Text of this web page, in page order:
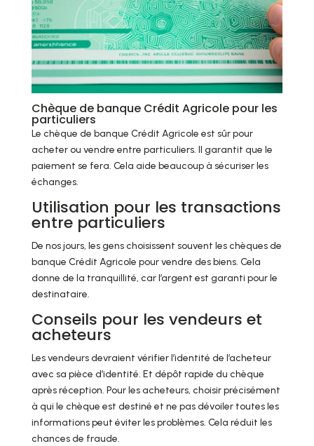
Chèque de banque Crédit Agricole pour les
particuliers
Le chèque de banque Crédit Agricole est sûr pour
acheter ou vendre entre particuliers. Il garantit que le
paiement se fera. Cela aide beaucoup à sécuriser les
échanges.
Utilisation pour les transactions
entre particuliers
De nos jours, les gens choisissent souvent les chèques de
banque Crédit Agricole pour vendre des biens. Cela
donne de la tranquillité, car l’argent est garanti pour le
destinataire.
Conseils pour les vendeurs et
acheteurs
Les vendeurs devraient vérifier l’identité de l’acheteur
avec sa pièce d’identité. Et dépôt rapide du chèque
après réception. Pour les acheteurs, choisir précisément
à qui le chèque est destiné et ne pas dévoiler toutes les
informations peut éviter les problèmes. Cela réduit les
chances de fraude.